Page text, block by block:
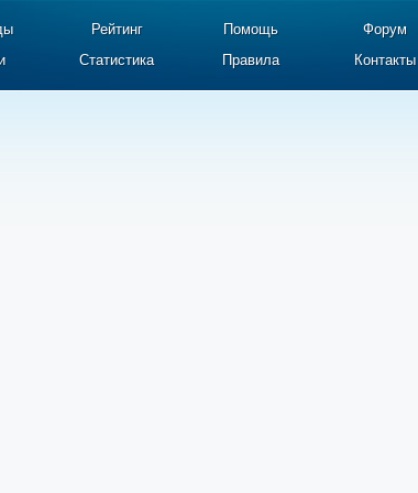
Рейтинг Помощь
Форум
Статистика Правила Контакты